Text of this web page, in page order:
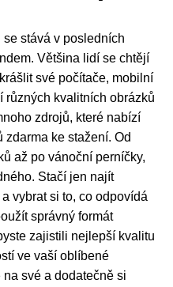
stává v posledních
Většina lidí se chtějí
své počítače, mobilní
různých kvalitních obrázků
zdrojů, které nabízí
zdarma ke stažení. Od
až po vánoční perníčky,
Stačí jen najít
vybrat si to, co odpovídá
správný formát
zajistili nejlepší kvalitu
ve vaší oblíbené
své a dodatečně si